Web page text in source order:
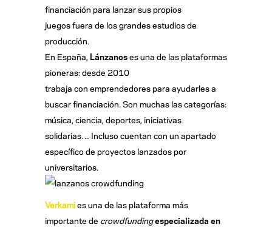
financiación para lanzar sus propios
juegos fuera de los grandes estudios de
producción.
En España, Lánzanoses una de las plataformas
pioneras: desde 2010
trabaja con emprendedores para ayudarles a
buscar financiación. Son muchas las categorías:
música, ciencia, deportes, iniciativas
solidarias… Incluso cuentan con un apartado
específico de proyectos lanzados por
universitarios.
Verkamies una de las plataforma más
importante de crowdfundingespecializada en